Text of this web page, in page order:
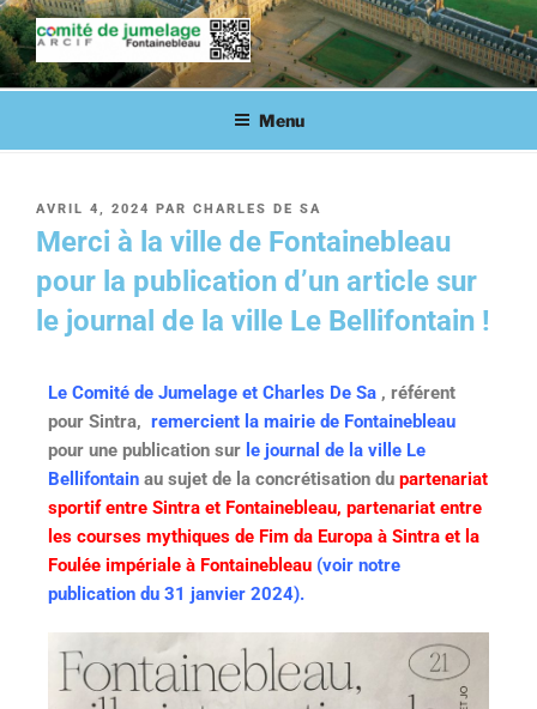
COMITÉ DE JUMELAGE DE
FONTAINEBLEAU
Fontainebleau en lien avec ses villes jumelées
Menu
AVRIL 4, 2024 PAR CHARLES DE SA
Merci à la ville de Fontainebleau
pour la publication d’un article sur
le journal de la ville Le Bellifontain !
Le Comité de Jumelage et Charles De Sa , référent
pour Sintra, remercient la mairie de Fontainebleau
pour une publication sur le journal de la ville Le
Bellifontain au sujet de la concrétisation du partenariat
sportif entre Sintra et Fontainebleau, partenariat entre
les courses mythiques de Fim da Europa à Sintra et la
Foulée impériale à Fontainebleau (voir notre
publication du 31 janvier 2024).